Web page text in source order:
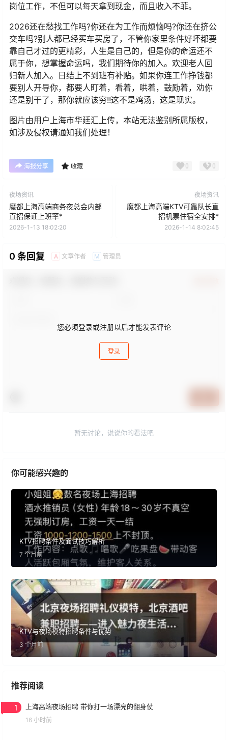
岗位工作，不但可以每天拿到现金，而且收入不菲。
2026还在愁找工作吗?你还在为工作而烦恼吗?你还在挤公
交车吗?别人都已经买车买房了，不管你家里条件好坏都要
靠自己才过的更精彩，人生是自己的，但是你的命运还不
属于你，想掌握命运吗，我们期待你的加入。欢迎老人回
归新人加入。日结上不到班有补贴。如果你连工作挣钱都
要别人开导你，都要人盯着，看着，哄着，鼓励着，劝你
还是别干了，那你就应该穷!!这不是鸡汤，这是现实。
图片由用户上海市华廷汇上传，本站无法鉴别所属版权，
如涉及侵权请通知我们处理！
海报分享 收藏 0 0
夜场资讯
魔都上海高端商务夜总会内部
直招保证上班率*
2026-1-13 18:02:20
夜场资讯
魔都上海高端KTV可靠队长直
招机票住宿全安排*
2026-1-14 8:02:45
0 条回复 A 文章作者 M 管理员
您必须登录或注册以后才能发表评论
登录
暂无讨论，说说你的看法吧
你可能感兴趣的
KTV招聘条件及面试技巧解析
7 个月前
KTV与夜场模特招聘条件与优势
3 个月前
推荐阅读
1 上海高端夜场招聘 带你打一场漂亮的翻身仗
16 小时前